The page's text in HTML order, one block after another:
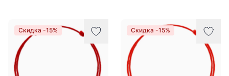
Скидка -15% Скидка -15%